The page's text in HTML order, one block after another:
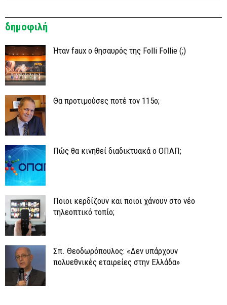
δημοφιλή
Ήταν faux ο θησαυρός της Folli Follie (;)
Θα προτιμούσες ποτέ τον 115ο;
Πώς θα κινηθεί διαδικτυακά ο ΟΠΑΠ;
Ποιοι κερδίζουν και ποιοι χάνουν στο νέο
τηλεοπτικό τοπίο;
Σπ. Θεοδωρόπουλος: «Δεν υπάρχουν
πολυεθνικές εταιρείες στην Ελλάδα»